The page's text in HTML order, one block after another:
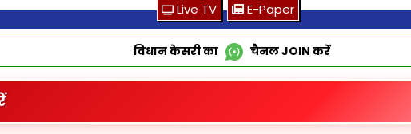
Live TV E-Paper
विधान केसरी का चैनलJOIN करें